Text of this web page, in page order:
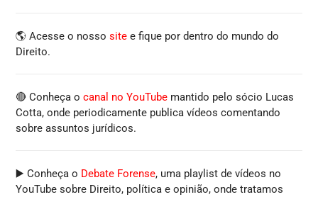
🌎 Acesse o nossosite e fique por dentro do mundo do
Direito.
🔴 Conheça ocanal no YouTube mantido pelo sócio Lucas
Cotta, onde periodicamente publica vídeos comentando
sobre assuntos jurídicos.
▶️ Conheça o Debate Forense, uma playlist de vídeos no
YouTube sobre Direito, política e opinião, onde tratamos